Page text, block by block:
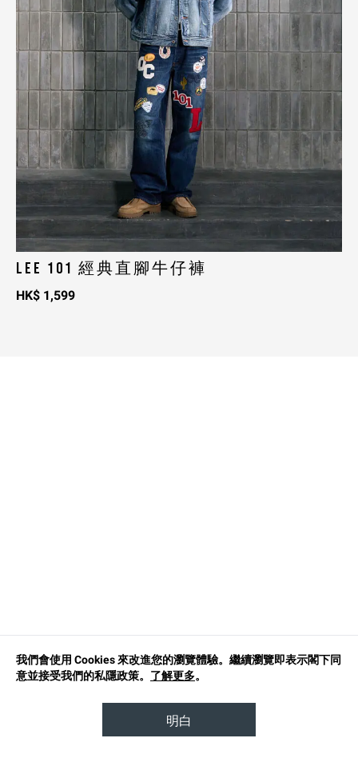
LEE 101 經典直腳牛仔褲
HK$ 1,599
我們會使用 Cookies 來改進您的瀏覽體驗。繼續瀏覽即表示閣下同
意並接受我們的私隱政策。 了解更多。
明白